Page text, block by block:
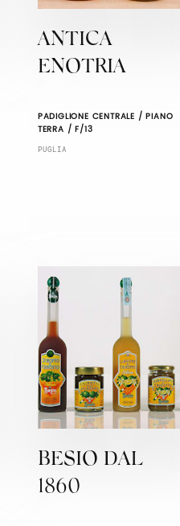
ANTICA
ENOTRIA
PADIGLIONE CENTRALE / PIANO
TERRA / F/13
PUGLIA
BESIO DAL
1860